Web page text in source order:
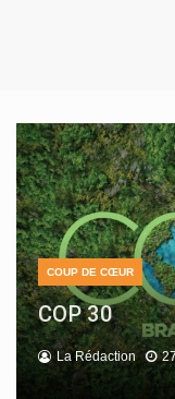
COUP DE CŒUR
COP 30
La Rédaction
CULTURE
Lire en
La Rédaction
NON CLASSÉ
Cross
La Rédaction